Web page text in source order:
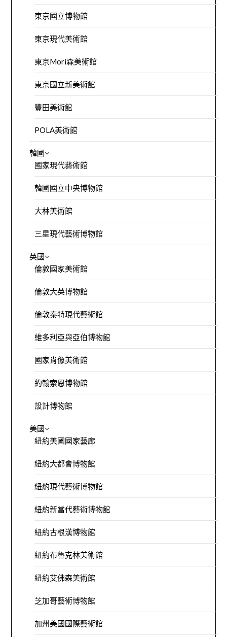
東京國立博物館
東京現代美術館
東京Mori森美術館
東京國立新美術館
豐田美術館
POLA美術館
韓國
國家現代藝術館
韓國國立中央博物館
大林美術館
三星現代藝術博物館
英國
倫敦國家美術館
倫敦大英博物館
倫敦泰特現代藝術館
維多利亞與亞伯博物館
國家肖像美術館
約翰索恩博物館
設計博物館
美國
紐約美國國家藝廊
紐約大都會博物館
紐約現代藝術博物館
紐約新當代藝術博物館
紐約古根漢博物館
紐約布魯克林美術館
紐約艾佛森美術館
芝加哥藝術博物館
加州美國國際藝術館